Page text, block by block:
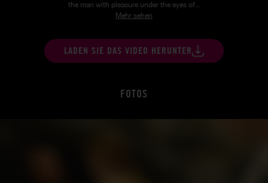
the man with pleasure under the eyes of...
Mehr sehen
LADEN SIE DAS VIDEO HERUNTER
FOTOS